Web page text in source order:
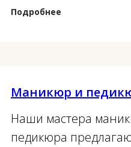
Подробнее
Маникюр и
Наши мастера
педикюра